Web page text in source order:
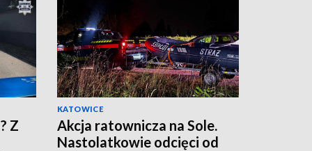
Z
KATOWICE
Akcja ratownicza na Sole.
Nastolatkowie odcięci od